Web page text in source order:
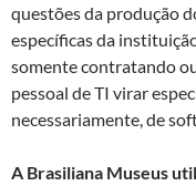
questões da produção
específicas da
somente contratando
pessoal de TI virar
necessariamente, de
A Brasiliana Museus